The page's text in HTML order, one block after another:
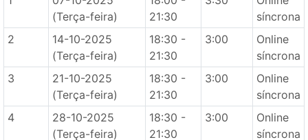
(Terça-feira)
21:30
síncrona
2
14-10-2025
(Terça-feira)
18:30 -
21:30
3:00
Online
síncrona
3
21-10-2025
(Terça-feira)
18:30 -
21:30
3:00
Online
síncrona
4
28-10-2025
(Terça-feira)
18:30 -
21:30
3:00
Online
síncrona